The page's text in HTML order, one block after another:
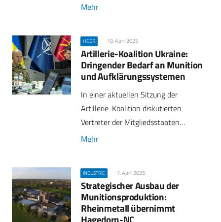
Mehr
HEER 10. April 2025
Artillerie-Koalition Ukraine:
Dringender Bedarf an Munition
und Aufklärungssystemen
In einer aktuellen Sitzung der
Artillerie-Koalition diskutierten
Vertreter der Mitgliedsstaaten…
Mehr
INDUSTRIE 7. April 2025
Strategischer Ausbau der
Munitionsproduktion:
Rheinmetall übernimmt